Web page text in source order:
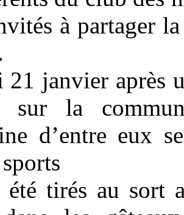
à partager
21 janvier après
sur la
d’entre eux
été tirés au sort